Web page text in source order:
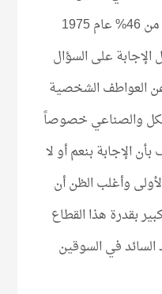
الناتج المحلي الإجمالي للبلاد من 46% عام 1975
في مجال الإجابة على السؤال
العواطف الشخصية
ككل والصناعي خصوصاً
الإجابة بنعم أو لا
وأغلب الظن أن
بقدرة هذا القطاع
في السوقين